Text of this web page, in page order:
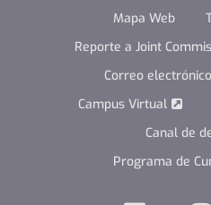
Mapa Web
Reporte a Joint
Correo
Campus Virtual
Canal de
Programa de